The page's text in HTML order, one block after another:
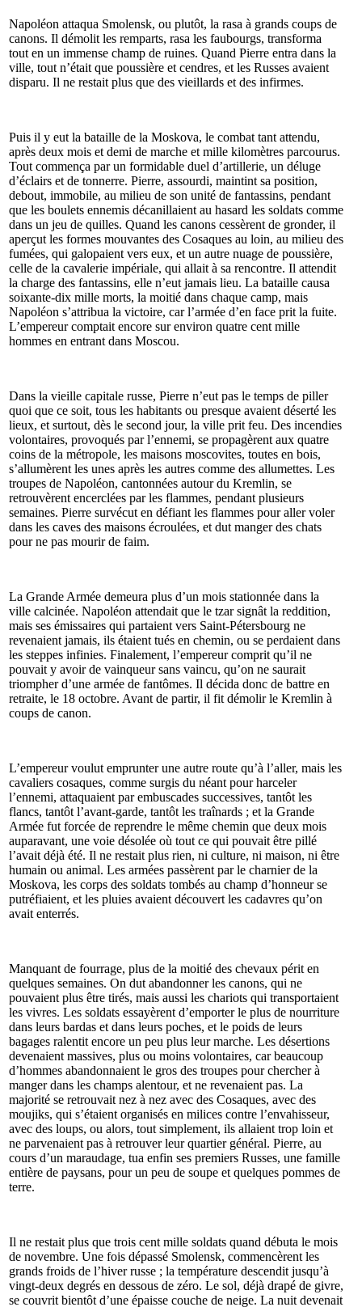
Napoléon attaqua Smolensk, ou plutôt, la rasa à grands coups de
canons. Il démolit les remparts, rasa les faubourgs, transforma
tout en un immense champ de ruines. Quand Pierre entra dans la
ville, tout n’était que poussière et cendres, et les Russes avaient
disparu. Il ne restait plus que des vieillards et des infirmes.
Puis il y eut la bataille de la Moskova, le combat tant attendu,
après deux mois et demi de marche et mille kilomètres parcourus.
Tout commença par un formidable duel d’artillerie, un déluge
d’éclairs et de tonnerre. Pierre, assourdi, maintint sa position,
debout, immobile, au milieu de son unité de fantassins, pendant
que les boulets ennemis décanillaient au hasard les soldats comme
dans un jeu de quilles. Quand les canons cessèrent de gronder, il
aperçut les formes mouvantes des Cosaques au loin, au milieu des
fumées, qui galopaient vers eux, et un autre nuage de poussière,
celle de la cavalerie impériale, qui allait à sa rencontre. Il attendit
la charge des fantassins, elle n’eut jamais lieu. La bataille causa
soixante-dix mille morts, la moitié dans chaque camp, mais
Napoléon s’attribua la victoire, car l’armée d’en face prit la fuite.
L’empereur comptait encore sur environ quatre cent mille
hommes en entrant dans Moscou.
Dans la vieille capitale russe, Pierre n’eut pas le temps de piller
quoi que ce soit, tous les habitants ou presque avaient déserté les
lieux, et surtout, dès le second jour, la ville prit feu. Des incendies
volontaires, provoqués par l’ennemi, se propagèrent aux quatre
coins de la métropole, les maisons moscovites, toutes en bois,
s’allumèrent les unes après les autres comme des allumettes. Les
troupes de Napoléon, cantonnées autour du Kremlin, se
retrouvèrent encerclées par les flammes, pendant plusieurs
semaines. Pierre survécut en défiant les flammes pour aller voler
dans les caves des maisons écroulées, et dut manger des chats
pour ne pas mourir de faim.
La Grande Armée demeura plus d’un mois stationnée dans la
ville calcinée. Napoléon attendait que le tzar signât la reddition,
mais ses émissaires qui partaient vers Saint-Pétersbourg ne
revenaient jamais, ils étaient tués en chemin, ou se perdaient dans
les steppes infinies. Finalement, l’empereur comprit qu’il ne
pouvait y avoir de vainqueur sans vaincu, qu’on ne saurait
triompher d’une armée de fantômes. Il décida donc de battre en
retraite, le 18 octobre. Avant de partir, il fit démolir le Kremlin à
coups de canon.
L’empereur voulut emprunter une autre route qu’à l’aller, mais les
cavaliers cosaques, comme surgis du néant pour harceler
l’ennemi, attaquaient par embuscades successives, tantôt les
flancs, tantôt l’avant-garde, tantôt les traînards ; et la Grande
Armée fut forcée de reprendre le même chemin que deux mois
auparavant, une voie désolée où tout ce qui pouvait être pillé
l’avait déjà été. Il ne restait plus rien, ni culture, ni maison, ni être
humain ou animal. Les armées passèrent par le charnier de la
Moskova, les corps des soldats tombés au champ d’honneur se
putréfiaient, et les pluies avaient découvert les cadavres qu’on
avait enterrés.
Manquant de fourrage, plus de la moitié des chevaux périt en
quelques semaines. On dut abandonner les canons, qui ne
pouvaient plus être tirés, mais aussi les chariots qui transportaient
les vivres. Les soldats essayèrent d’emporter le plus de nourriture
dans leurs bardas et dans leurs poches, et le poids de leurs
bagages ralentit encore un peu plus leur marche. Les désertions
devenaient massives, plus ou moins volontaires, car beaucoup
d’hommes abandonnaient le gros des troupes pour chercher à
manger dans les champs alentour, et ne revenaient pas. La
majorité se retrouvait nez à nez avec des Cosaques, avec des
moujiks, qui s’étaient organisés en milices contre l’envahisseur,
avec des loups, ou alors, tout simplement, ils allaient trop loin et
ne parvenaient pas à retrouver leur quartier général. Pierre, au
cours d’un maraudage, tua enfin ses premiers Russes, une famille
entière de paysans, pour un peu de soupe et quelques pommes de
terre.
Il ne restait plus que trois cent mille soldats quand débuta le mois
de novembre. Une fois dépassé Smolensk, commencèrent les
grands froids de l’hiver russe ; la température descendit jusqu’à
vingt-deux degrés en dessous de zéro. Le sol, déjà drapé de givre,
se couvrit bientôt d’une épaisse couche de neige. La nuit devenait